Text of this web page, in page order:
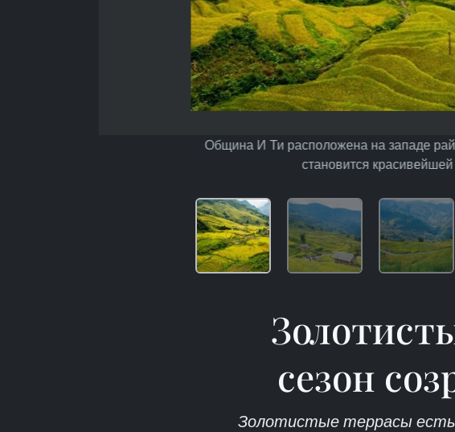
Община И Ти расположена на западе
становится
сезон
Золотистые террасы есть